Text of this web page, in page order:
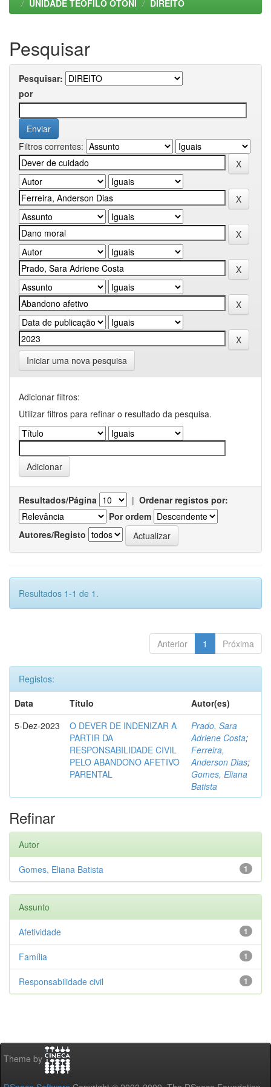
UNIDADE TEOFILO OTONI
DIREITO
Pesquisar
Pesquisar:
por
Filtros correntes:
Iniciar uma nova pesquisa
Adicionar filtros:
Utilizar filtros para refinar o resultado da pesquisa.
Resultados/Página | Ordenar registos por:
Por ordem
Autores/Registo
Resultados 1-1 de 1.
Anterior 1 Próxima
Registos:
Data
Título
Autor(es)
5-Dez-2023
O DEVER DE INDENIZAR A
PARTIR DA
RESPONSABILIDADE CIVIL
PELO ABANDONO AFETIVO
PARENTAL
Prado, Sara
Adriene Costa;
Ferreira,
Anderson Dias;
Gomes, Eliana
Batista
Refinar
Autor
1
Gomes, Eliana Batista
Assunto
1
Afetividade
1
Família
1
Responsabilidade civil
Theme by